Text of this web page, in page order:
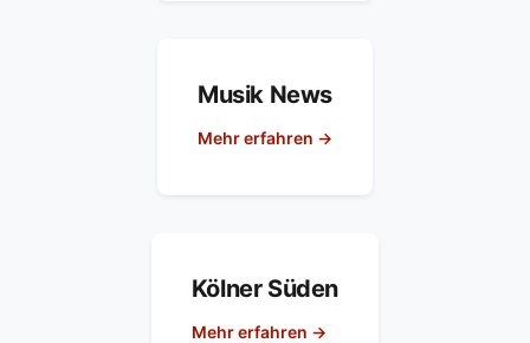
Musik News
Mehr erfahren →
Kölner Süden
Mehr erfahren →